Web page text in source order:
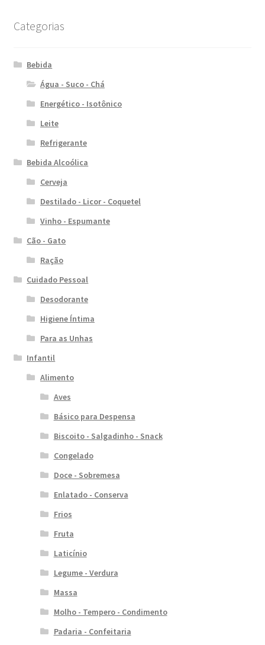
Categorias
Bebida
Água - Suco - Chá
Energético - Isotônico
Leite
Refrigerante
Bebida Alcoólica
Cerveja
Destilado - Licor - Coquetel
Vinho - Espumante
Cão - Gato
Ração
Cuidado Pessoal
Desodorante
Higiene Íntima
Para as Unhas
Infantil
Alimento
Aves
Básico para Despensa
Biscoito - Salgadinho - Snack
Congelado
Doce - Sobremesa
Enlatado - Conserva
Frios
Fruta
Laticínio
Legume - Verdura
Massa
Molho - Tempero - Condimento
Padaria - Confeitaria